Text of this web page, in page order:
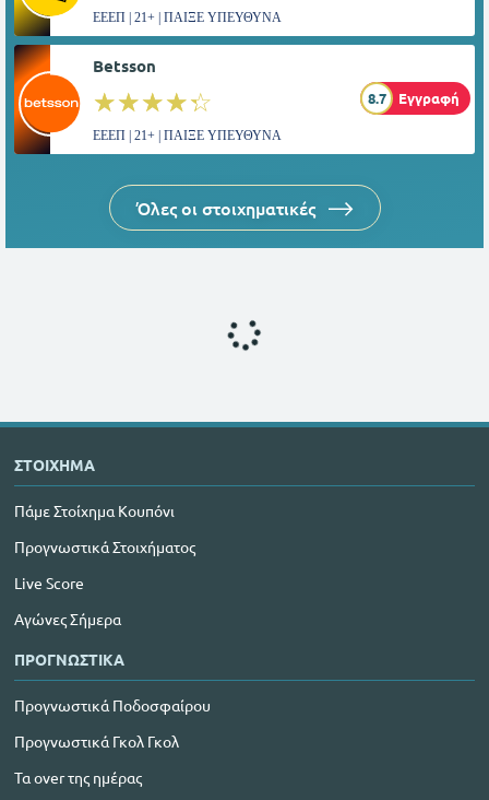
ΕΕΕΠ | 21+ | ΠΑΙΞΕ ΥΠΕΥΘΥΝΑ
Betsson
☆☆☆☆☆
★★★★★ 8.7 Εγγραφή
ΕΕΕΠ | 21+ | ΠΑΙΞΕ ΥΠΕΥΘΥΝΑ
Όλες οι στοιχηματικές
ΣΤΟΙΧΗΜΑ
Πάμε Στοίχημα Κουπόνι
Προγνωστικά Στοιχήματος
Live Score
Αγώνες Σήμερα
ΠΡΟΓΝΩΣΤΙΚΑ
Προγνωστικά Ποδοσφαίρου
Προγνωστικά Γκολ Γκολ
Τα over της ημέρας